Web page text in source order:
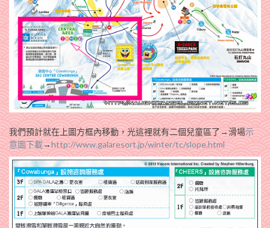
我們預計就在上圖方框內移動，光這裡就有二個兒童區了→滑場示
意圖下載→http://www.galaresort.jp/winter/tc/slope.html